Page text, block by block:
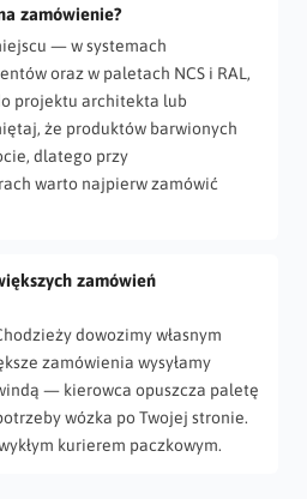
zamówienie?
— w systemach
oraz w paletach NCS i RAL,
projektu architekta lub
że produktów barwionych
dlatego przy
warto najpierw zamówić
zamówień
dowozimy własnym
zamówienia wysyłamy
— kierowca opuszcza paletę
wózka po Twojej stronie.
kurierem paczkowym.